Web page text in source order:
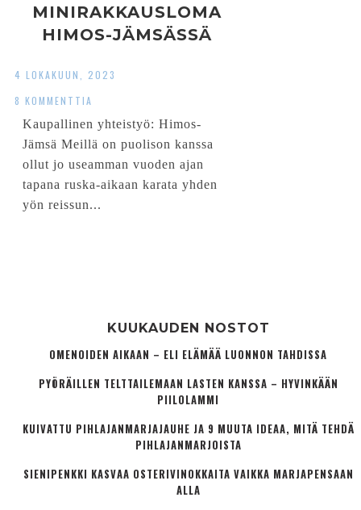
MINIRAKKAUSLOMA
HIMOS-JÄMSÄSSÄ
4 LOKAKUUN, 2023
8 KOMMENTTIA
Kaupallinen yhteistyö: Himos-
Jämsä Meillä on puolison kanssa
ollut jo useamman vuoden ajan
tapana ruska-aikaan karata yhden
yön reissun...
KUUKAUDEN NOSTOT
OMENOIDEN AIKAAN – ELI ELÄMÄÄ LUONNON TAHDISSA
PYÖRÄILLEN TELTTAILEMAAN LASTEN KANSSA – HYVINKÄÄN
PIILOLAMMI
KUIVATTU PIHLAJANMARJAJAUHE JA 9 MUUTA IDEAA, MITÄ TEHDÄ
PIHLAJANMARJOISTA
SIENIPENKKI KASVAA OSTERIVINOKKAITA VAIKKA MARJAPENSAAN
ALLA